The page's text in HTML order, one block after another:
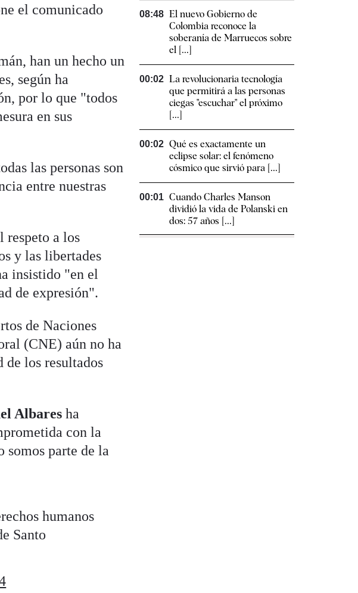
el comunicado
han un hecho un
según ha
por lo que "todos
en sus
las personas son
entre nuestras
respeto a los
y las libertades
insistido "en el
de expresión".
de Naciones
(CNE) aún no ha
de los resultados
Albaresha
con la
somos parte de la
humanos
Santo
08:48 El nuevo Gobierno de
Colombia reconoce la
soberanía de Marruecos sobre
el [...]
00:02 La revolucionaria tecnología
que permitirá a las personas
ciegas "escuchar" el próximo
[...]
00:02 Qué es exactamente un
eclipse solar: el fenómeno
cósmico que sirvió para [...]
00:01 Cuando Charles Manson
dividió la vida de Polanski en
dos: 57 años [...]